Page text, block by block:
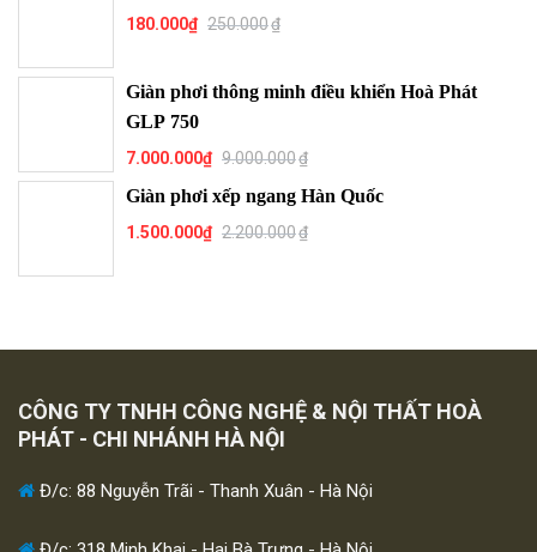
180.000₫ 250.000₫
Giàn phơi thông minh điều khiển Hoà Phát
GLP 750
7.000.000₫ 9.000.000₫
Giàn phơi xếp ngang Hàn Quốc
1.500.000₫ 2.200.000₫
CÔNG TY TNHH CÔNG NGHỆ & NỘI THẤT HOÀ
PHÁT - CHI NHÁNH HÀ NỘI
Đ/c: 88 Nguyễn Trãi - Thanh Xuân - Hà Nội